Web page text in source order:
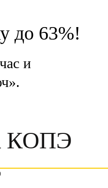
до 63%!
и
КОПЭ